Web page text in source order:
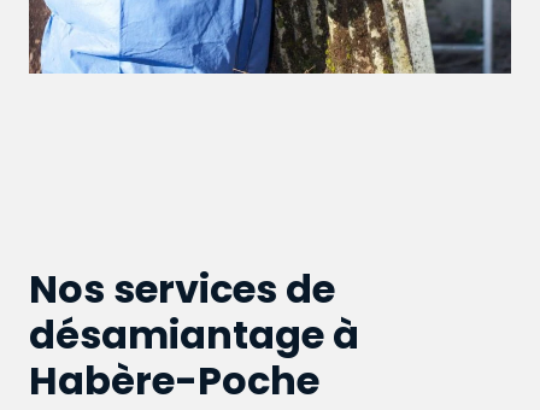
Nos services de
désamiantage à
Habère-Poche